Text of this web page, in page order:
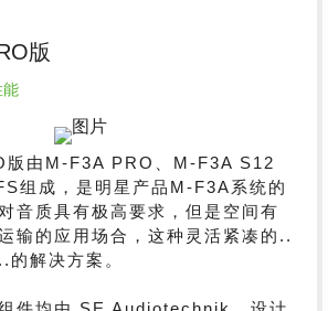
版
能
版由M-F3A PRO、M-F3A S12
组成，是明星产品M-F3A系统的
音质具有极高要求，但是空间有
输的应用场合，这种灵活紧凑的..
解决方案。